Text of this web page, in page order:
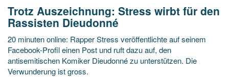
Trotz Auszeichnung: Stress wirbt für den
Rassisten Dieudonné
20 minuten online: Rapper Stress veröffentlichte auf seinem
Facebook-Profil einen Post und ruft dazu auf, den
antisemitischen Komiker Dieudonné zu unterstützen. Die
Verwunderung ist gross.